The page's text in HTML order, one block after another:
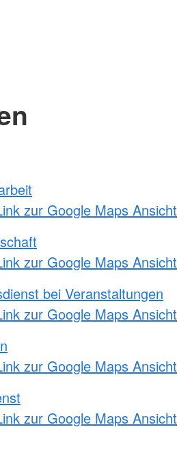
zur Google Maps Ansicht
zur Google Maps Ansicht
bei Veranstaltungen
zur Google Maps Ansicht
zur Google Maps Ansicht
zur Google Maps Ansicht